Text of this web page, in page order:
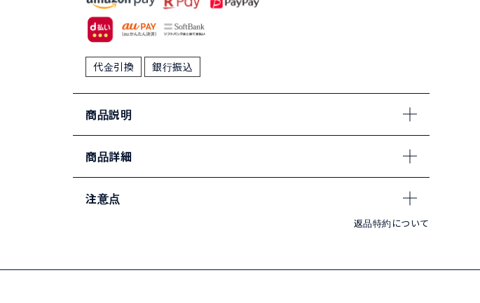
代金引換 銀行振込
商品説明
商品詳細
注意点
返品特約について